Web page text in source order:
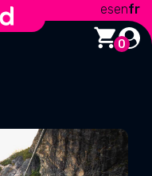
0
esenfr